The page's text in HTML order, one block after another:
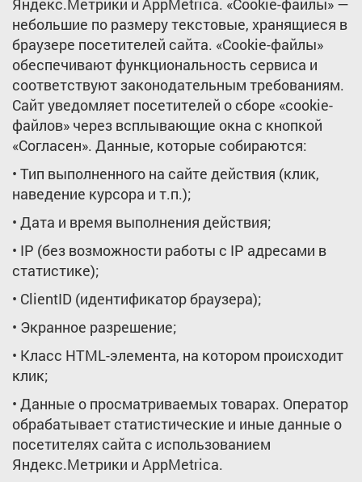
Яндекс.Метрики и AppMetrica. «Сookie-файлы» —
небольшие по размеру текстовые, хранящиеся в
браузере посетителей сайта. «Сookie-файлы»
обеспечивают функциональность сервиса и
соответствуют законодательным требованиям.
Сайт уведомляет посетителей о сборе «cookie-
файлов» через всплывающие окна с кнопкой
«Согласен». Данные, которые собираются:
• Тип выполненного на сайте действия (клик,
наведение курсора и т.п.);
• Дата и время выполнения действия;
• IP (без возможности работы с IP адресами в
статистике);
• ClientID (идентификатор браузера);
• Экранное разрешение;
• Класс HTML-элемента, на котором происходит
клик;
• Данные о просматриваемых товарах. Оператор
обрабатывает статистические и иные данные о
посетителях сайта с использованием
Яндекс.Метрики и AppMetrica.